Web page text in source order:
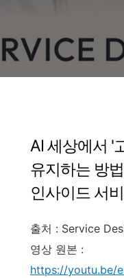
AI 세상에서 '
유지하는 방법
인사이드 서
출처 : Service
영상 원본 :
https://youtu.be/